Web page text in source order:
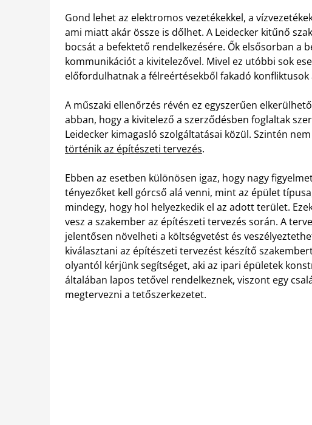
Gond lehet az elektromos vezetékekkel, a
ami miatt akár össze is dőlhet. A Leidecker kitűnő
bocsát a befektető rendelkezésére. Ők elsősorban a
kommunikációt a kivitelezővel. Mivel ez utóbbi sok
előfordulhatnak a félreértésekből fakadó konfliktusok
A műszaki ellenőrzés révén ez egyszerűen
abban, hogy a kivitelező a szerződésben foglaltak
Leidecker kimagasló szolgáltatásai közül. Szintén
történik az építészeti tervezés.
Ebben az esetben különösen igaz, hogy nagy
tényezőket kell górcső alá venni, mint az épület
mindegy, hogy hol helyezkedik el az adott terület.
vesz a szakember az építészeti tervezés során. A
jelentősen növelheti a költségvetést és
kiválasztani az építészeti tervezést készítő
olyantól kérjünk segítséget, aki az ipari épületek
általában lapos tetővel rendelkeznek, viszont egy
megtervezni a tetőszerkezetet.